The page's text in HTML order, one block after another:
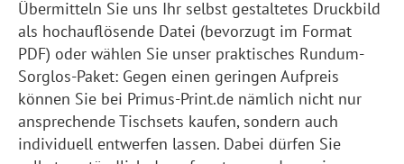
Übermitteln Sie uns Ihr selbst gestaltetes Druckbild
als hochauflösende Datei (bevorzugt im Format
PDF) oder wählen Sie unser praktisches Rundum-
Sorglos-Paket: Gegen einen geringen Aufpreis
können Sie bei Primus-Print.de nämlich nicht nur
ansprechende Tischsets kaufen, sondern auch
individuell entwerfen lassen. Dabei dürfen Sie